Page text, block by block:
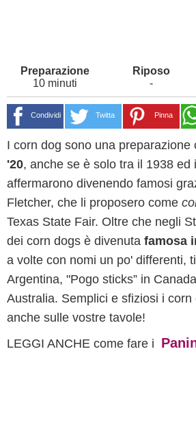
10 minuti -
Condividi Twitta Pinna
I corn dog sono una preparazione
'20, anche se è solo tra il 1938 ed
affermarono divenendo famosi
Fletcher, che li proposero come
Texas State Fair. Oltre che negli
dei corn dogs è divenuta famosa
a volte con nomi un po' differenti,
Argentina, "Pogo sticks” in
Australia. Semplici e sfiziosi i
anche sulle vostre tavole!
LEGGI ANCHE come fare i